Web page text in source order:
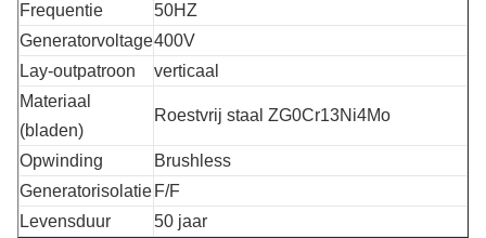
Frequentie
50HZ
Generatorvoltage400V
Lay-outpatroon
verticaal
Materiaal
(bladen)
Roestvrij staal ZG0Cr13Ni4Mo
Opwinding
Brushless
Generatorisolatie F/F
Levensduur
50 jaar